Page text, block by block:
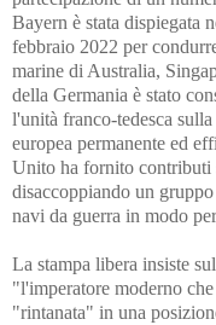
Bayern è stata dispiegata
febbraio 2022 per
marine di Australia,
della Germania è stato
l'unità franco-tedesca
europea permanente ed
Unito ha fornito
disaccoppiando un
navi da guerra in modo
La stampa libera insiste
"l'imperatore moderno
"rintanata" in una